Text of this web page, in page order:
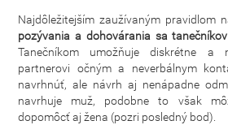
Najdôležitejším zaužívaným pravidlom
pozývania a dohovárania sa
Tanečníkom umožňuje diskrétne a
partnerovi očným a neverbálnym
navrhnúť, ale návrh aj nenápadne
navrhuje muž, podobne to však
dopomôcť aj žena (pozri posledný bod).